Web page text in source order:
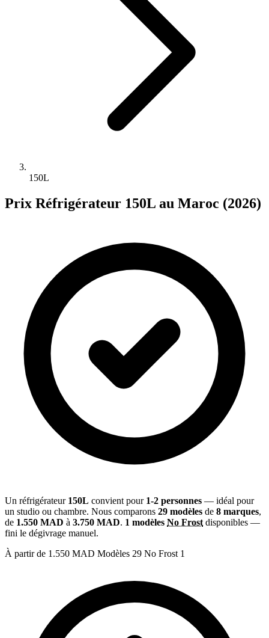
150L
Prix Réfrigérateur 150L au Maroc (2026)
Un réfrigérateur 150L convient pour 1-2 personnes — idéal pour
un studio ou chambre. Nous comparons 29 modèles de 8 marques,
de 1.550 MAD à 3.750 MAD. 1 modèles No Frost disponibles —
fini le dégivrage manuel.
À partir de 1.550 MAD Modèles 29 No Frost 1